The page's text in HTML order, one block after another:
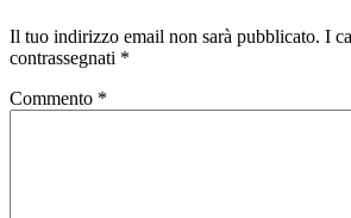
Il tuo indirizzo email non sarà pubblicato. I
contrassegnati *
Commento *